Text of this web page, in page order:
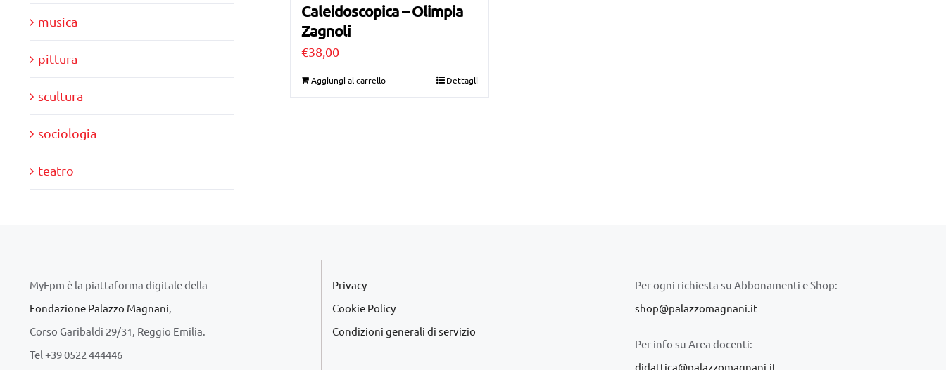
Caleidoscopica – Olimpia
Zagnoli
€38,00
Aggiungi al carrello Dettagli
musica
pittura
scultura
sociologia
teatro
MyFpm è la piattaforma digitale della
Fondazione Palazzo Magnani
Corso Garibaldi 29/31, Reggio Emilia.
Tel +39 0522 444446
Privacy
Cookie Policy
Condizioni generali di servizio
Per ogni richiesta su Abbonamenti e Shop:
shop@palazzomagnani.it
Per info su Area docenti:
didattica@palazzomagnani.it